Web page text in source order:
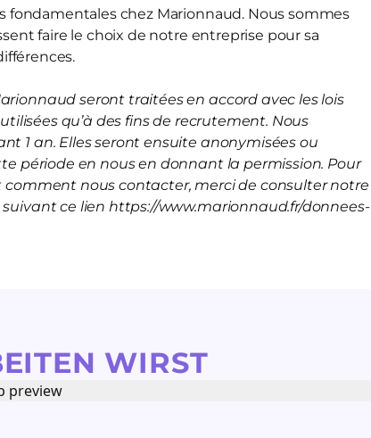
fondamentales chez Marionnaud. Nous sommes
faire le choix de notre entreprise pour sa
seront traitées en accord avec les lois
qu’à des fins de recrutement. Nous
1 an. Elles seront ensuite anonymisées ou
période en nous en donnant la permission. Pour
comment nous contacter, merci de consulter notre
ce lien https://www.marionnaud.fr/donnees-
WIRST